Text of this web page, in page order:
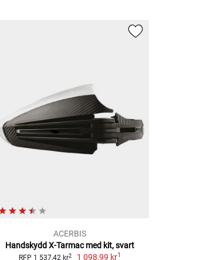
ACERBIS
Handskydd X-Tarmac med kit, svart
RFP 1 537,42 kr2 1 098,99 kr1